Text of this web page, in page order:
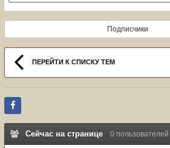
Подписчики
ПЕРЕЙТИ К СПИСКУ ТЕМ
Сейчас на странице 0 пользователей